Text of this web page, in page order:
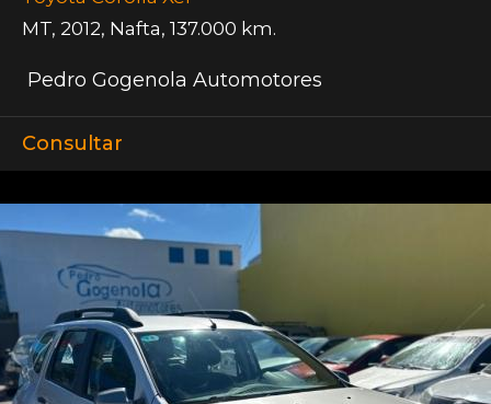
MT, 2012, Nafta, 137.000 km.
Pedro Gogenola Automotores
Consultar